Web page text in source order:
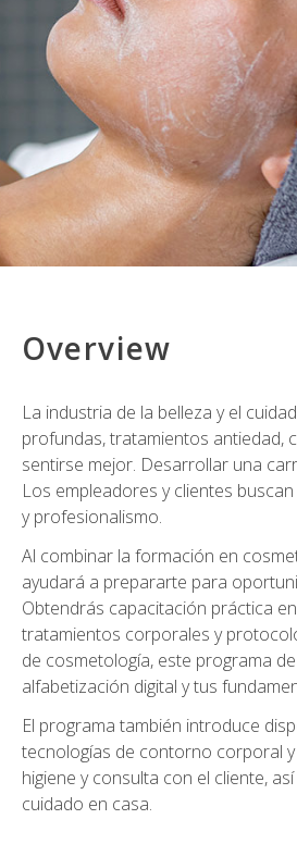
Overview
La industria de la belleza y el
profundas, tratamientos antiedad,
sentirse mejor. Desarrollar una
Los empleadores y clientes
y profesionalismo.
Al combinar la formación en
ayudará a prepararte para
Obtendrás capacitación práctica
tratamientos corporales y
de cosmetología, este programa
alfabetización digital y tus
El programa también introduce
tecnologías de contorno corporal
higiene y consulta con el cliente,
cuidado en casa.